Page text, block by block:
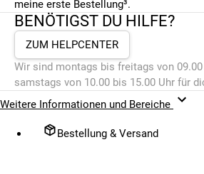
meine erste Bestellung³.
BENÖTIGST DU HILFE?
ZUM HELPCENTER
Wir sind montags bis freitags von
samstags von 10.00 bis 15.00 Uhr für
Weitere Informationen und Bereiche
Bestellung & Versand